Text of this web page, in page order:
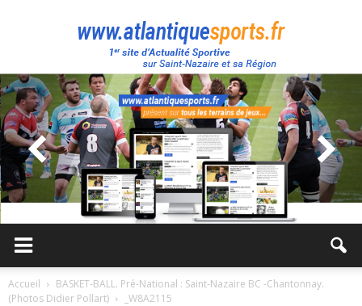
Atlantique
Sport
Accueil
BASKET-BALL. Pré-National : Saint-Nazaire BC -Chantonnay.
(Photos Didier Pollart)
_W8A2115